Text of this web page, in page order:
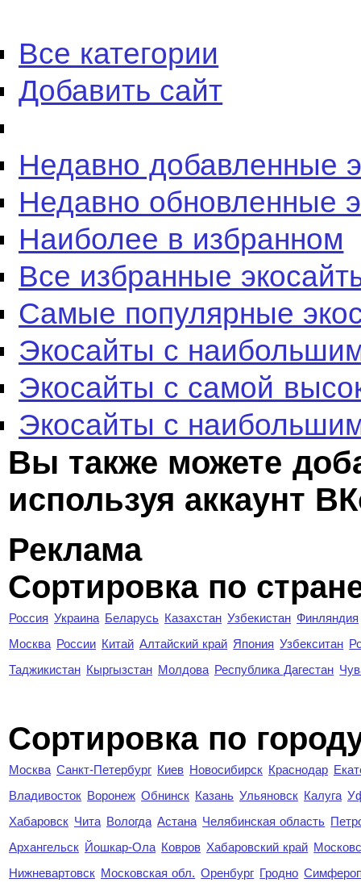
Все категории
Добавить сайт
Недавно добавленные
Недавно обновленные
Наиболее в избранном
Все избранные
Самые популярные
Экосайты с
Экосайты с самой
Экосайты с
Вы также можете
используя аккаунт
Реклама
Сортировка по
Россия Украина Беларусь Казахстан Узбекистан Финляндия
Москва России Китай Алтайский край Япония Узбекситан
Таджикистан Кыргызстан Молдова Республика Дагестан
Cортировка по
Москва Санкт-Петербург Киев Новосибирск Краснодар
Владивосток Воронеж Обнинск Казань Ульяновск Калуга
Хабаровск Чита Вологда Астана Челябинская область
Архангельск Йошкар-Ола Ковров Хабаровский край
Нижневартовск Московская обл. Оренбург Гродно